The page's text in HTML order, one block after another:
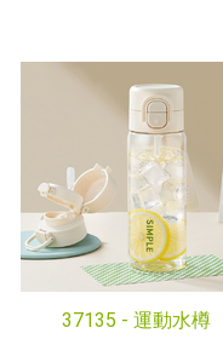
37135 - 運動水樽